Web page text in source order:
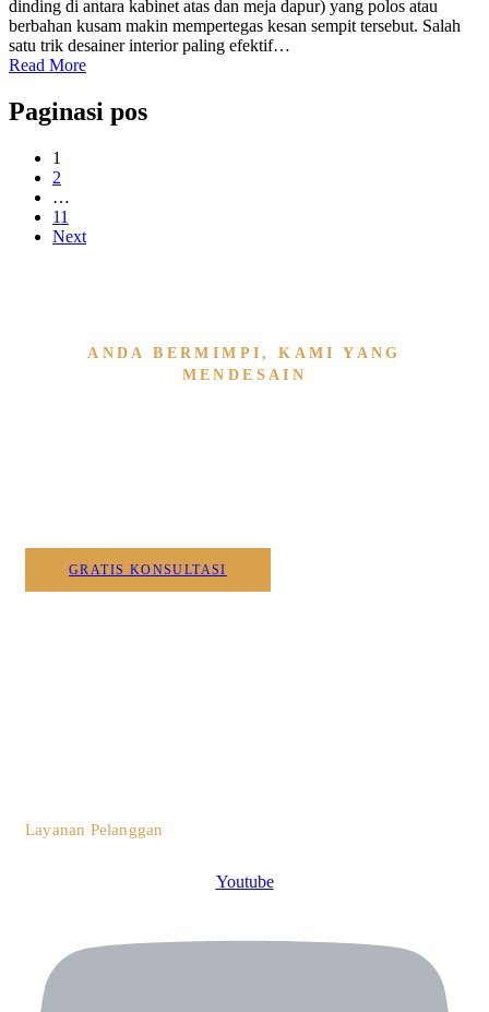
dinding di antara kabinet atas dan meja dapur) yang polos atau
berbahan kusam makin mempertegas kesan sempit tersebut. Salah
satu trik desainer interior paling efektif…
Read More
Paginasi pos
1
2
…
11
Next
ANDA BERMIMPI, KAMI YANG
MENDESAIN
GRATIS KONSULTASI
Layanan Pelanggan
Youtube